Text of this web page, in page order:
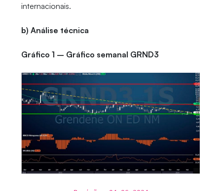
internacionais.
b) Análise técnica
Gráfico 1 – Gráfico semanal GRND3